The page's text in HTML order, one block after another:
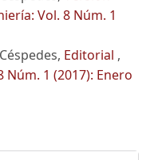
Vol. 8 Núm. 1
Editorial ,
Núm. 1 (2017): Enero